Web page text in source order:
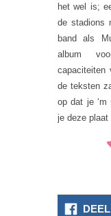
het wel is;
de stadions
band als
album
capaciteiten
de teksten
op dat je
je deze plaat
DEEL